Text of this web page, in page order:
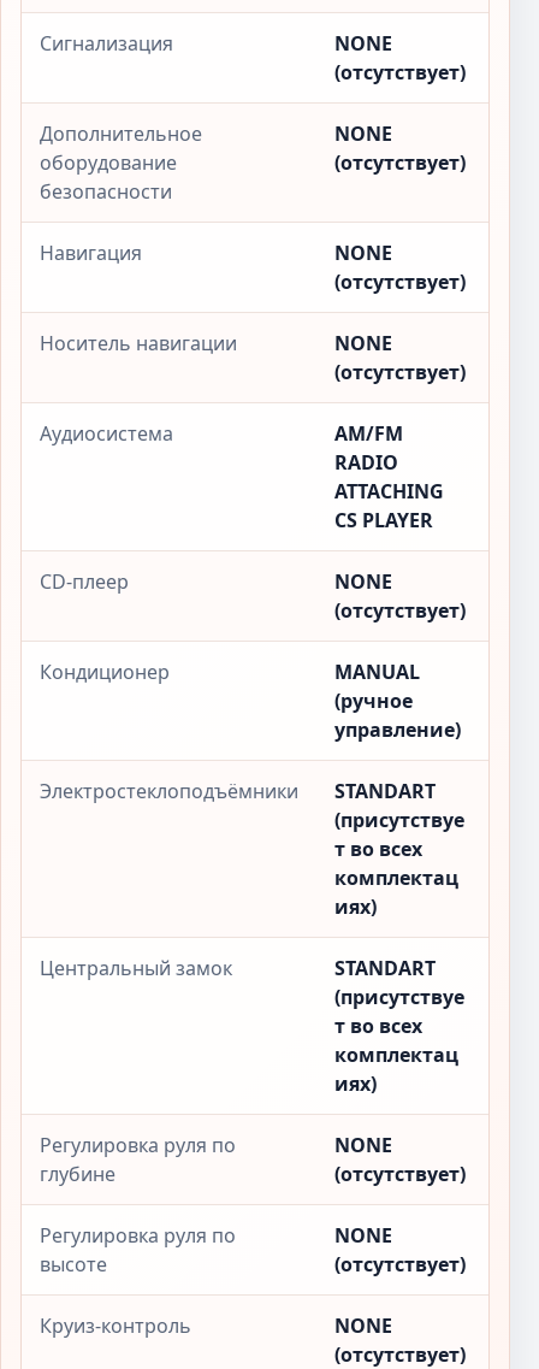
Сигнализация
NONE
(отсутствует)
Дополнительное
оборудование
безопасности
NONE
(отсутствует)
Навигация
NONE
(отсутствует)
Носитель навигации
NONE
(отсутствует)
Аудиосистема
AM/FM
RADIO
ATTACHING
CS PLAYER
CD-плеер
NONE
(отсутствует)
Кондиционер
MANUAL
(ручное
управление)
Электростеклоподъёмники
STANDART
(присутствуе
т во всех
комплектац
иях)
Центральный замок
STANDART
(присутствуе
т во всех
комплектац
иях)
Регулировка руля по
глубине
NONE
(отсутствует)
Регулировка руля по
высоте
NONE
(отсутствует)
Круиз-контроль
NONE
(отсутствует)